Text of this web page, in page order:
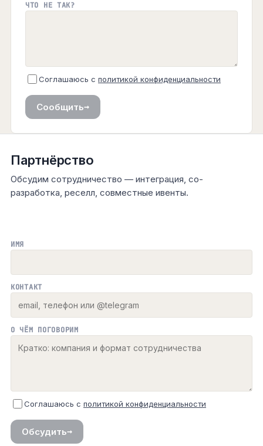
ЧТО НЕ ТАК?
Соглашаюсь с политикой конфиденциальности
Сообщить→
Партнёрство
Обсудим сотрудничество — интеграция, со-
разработка, реселл, совместные ивенты.
ИМЯ
КОНТАКТ
О ЧЁМ ПОГОВОРИМ
Соглашаюсь с политикой конфиденциальности
Обсудить→